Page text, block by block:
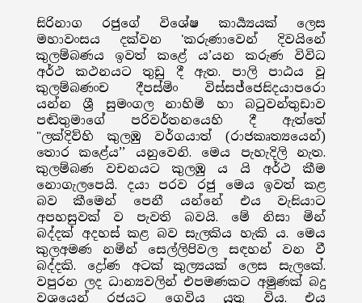
සිරිනාග රජුගේ විශේෂ කාර්‍ය්‍යයක් ලෙස
මහාවංසය දක්වන 'කරුණාවෙන් දිවයිනේ
කුලම්බණය ඉවත් කළේ ය’යන කරුණ විවිධ
අර්ථ කථනයට තුඩු දී ඇත. පාලි පාඨය වූ
කුලම්බණංච දීපස්මිං විස්සජ්ජෙසිදයාපරො
යන්න ශ්‍රී සුමංගල නාහිමි හා බටුවන්තුඩාව
පඬිතුමාගේ පරිවර්තනයෙහි දී ඇත්තේ
"ලක්දිව්හි කුලඹු වර්ගයාත් (රාජකෘත්‍යයෙන්)
තොර කළේය’’ යනුවෙනි. මෙය පැහැදිලි නැත.
කුලම්බණ වචනයට කුලඹු ය යි අර්ථ කීම
නොගැලපෙයි. දයා පරව රජු මෙය ඉවත් කළ
බව කීමෙන් පෙනී යන්නේ එය වැසියාට
අපහසුවක් ව පැවති බවයි. මේ නිසා මින්
බද්දක් අදහස් කළ බව සැලකිය හැකි ය. මෙය
කුලඅමණ නමින් සෙල්ලිපිවල සඳහන් වන වී
බද්දකි. ද්‍රෝණ අටක් කුල්‍යයක් ලෙස සැලකේ.
වපුරන ලද ධාන්‍යවලින් එපමණකට අමුණක් බදු
වශයෙන් රජයට ගෙවිය යුතු විය. එය